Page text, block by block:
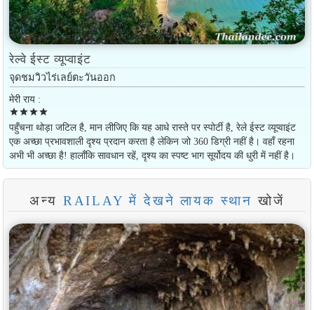
रेल्वे ईस्ट व्यूप्वाइंट
จุดชมวิวไร่เลย์ตะวันออก
मेरी राय :
starstarstarstar
पहुँचना थोड़ा जटिल है, मान लीजिए कि यह आधे रास्ते पर स्पोर्टी है, रेले ईस्ट व्यूप्वाइंट
एक अच्छा प्रभावशाली दृश्य प्रदान करता है लेकिन जो 360 डिग्री नहीं है। वहाँ रहना
अभी भी अच्छा है! हालाँकि सावधान रहें, दृश्य का स्पष्ट भाग सूर्योदय की धुरी में नहीं है।
अन्य RAILAY में देखने लायक स्थान खोजें